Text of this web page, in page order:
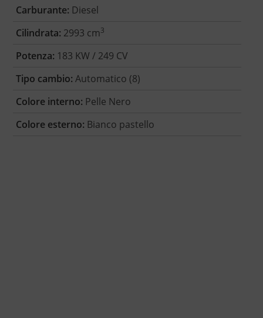
Carburante: Diesel
Cilindrata: 2993 cm3
Potenza: 183 KW / 249 CV
Tipo cambio: Automatico (8)
Colore interno: Pelle Nero
Colore esterno: Bianco pastello